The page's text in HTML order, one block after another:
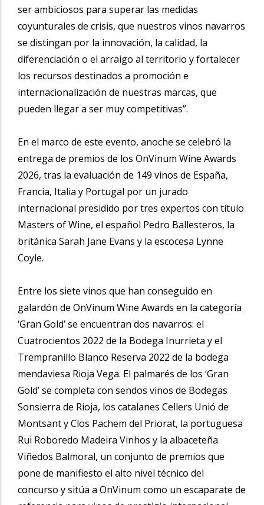
ser ambiciosos para superar las medidas
coyunturales de crisis, que nuestros vinos navarros
se distingan por la innovación, la calidad, la
diferenciación o el arraigo al territorio y fortalecer
los recursos destinados a promoción e
internacionalización de nuestras marcas, que
pueden llegar a ser muy competitivas”.
En el marco de este evento, anoche se celebró la
entrega de premios de los OnVinum Wine Awards
2026, tras la evaluación de 149 vinos de España,
Francia, Italia y Portugal por un jurado
internacional presidido por tres expertos con título
Masters of Wine, el español Pedro Ballesteros, la
británica Sarah Jane Evans y la escocesa Lynne
Coyle.
Entre los siete vinos que han conseguido en
galardón de OnVinum Wine Awards en la categoría
‘Gran Gold’ se encuentran dos navarros: el
Cuatrocientos 2022 de la Bodega Inurrieta y el
Trempranillo Blanco Reserva 2022 de la bodega
mendaviesa Rioja Vega. El palmarés de los ‘Gran
Gold’ se completa con sendos vinos de Bodegas
Sonsierra de Rioja, los catalanes Cellers Unió de
Montsant y Clos Pachem del Priorat, la portuguesa
Rui Roboredo Madeira Vinhos y la albaceteña
Viñedos Balmoral, un conjunto de premios que
pone de manifiesto el alto nivel técnico del
concurso y sitúa a OnVinum como un escaparate de